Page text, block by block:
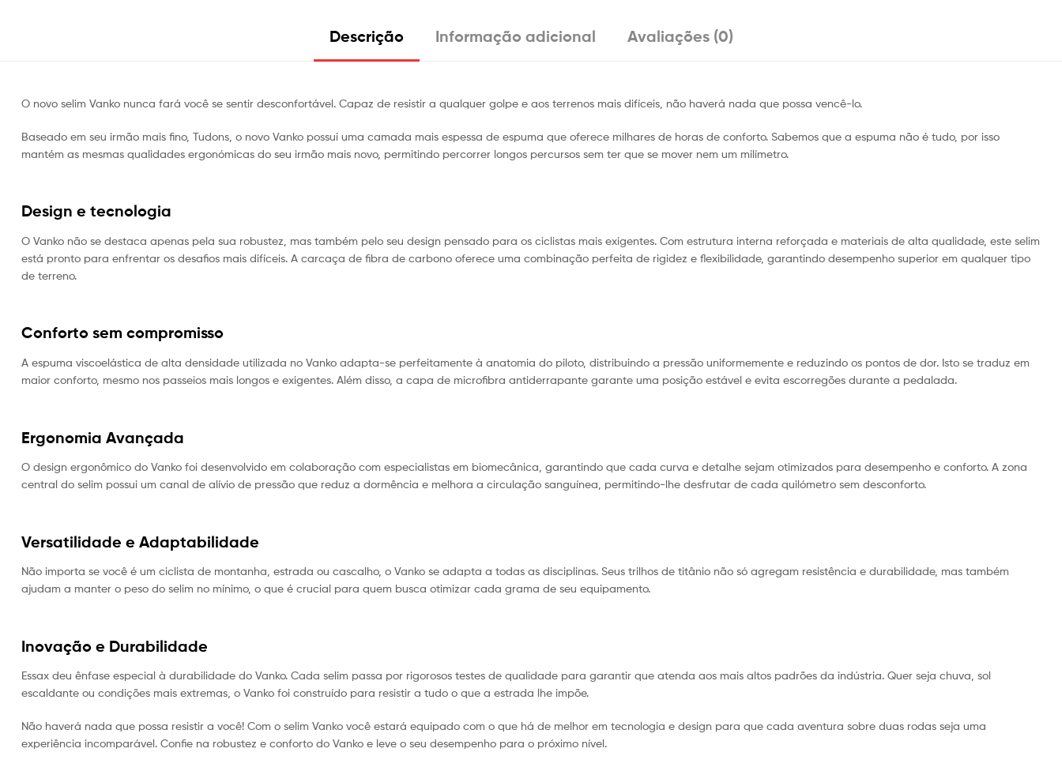
Descrição Informação adicional Avaliações (0)
O novo selim Vanko nunca fará você se sentir desconfortável. Capaz de resistir a qualquer golpe e aos terrenos mais difíceis, não haverá nada que possa vencê-lo.
Baseado em seu irmão mais fino, Tudons, o novo Vanko possui uma camada mais espessa de espuma que oferece milhares de horas de conforto. Sabemos que a espuma não é tudo, por isso
mantém as mesmas qualidades ergonómicas do seu irmão mais novo, permitindo percorrer longos percursos sem ter que se mover nem um milímetro.
Design e tecnologia
O Vanko não se destaca apenas pela sua robustez, mas também pelo seu design pensado para os ciclistas mais exigentes. Com estrutura interna reforçada e materiais de alta qualidade, este selim
está pronto para enfrentar os desafios mais difíceis. A carcaça de fibra de carbono oferece uma combinação perfeita de rigidez e flexibilidade, garantindo desempenho superior em qualquer tipo
de terreno.
Conforto sem compromisso
A espuma viscoelástica de alta densidade utilizada no Vanko adapta-se perfeitamente à anatomia do piloto, distribuindo a pressão uniformemente e reduzindo os pontos de dor. Isto se traduz em
maior conforto, mesmo nos passeios mais longos e exigentes. Além disso, a capa de microfibra antiderrapante garante uma posição estável e evita escorregões durante a pedalada.
Ergonomia Avançada
O design ergonômico do Vanko foi desenvolvido em colaboração com especialistas em biomecânica, garantindo que cada curva e detalhe sejam otimizados para desempenho e conforto. A zona
central do selim possui um canal de alívio de pressão que reduz a dormência e melhora a circulação sanguínea, permitindo-lhe desfrutar de cada quilómetro sem desconforto.
Versatilidade e Adaptabilidade
Não importa se você é um ciclista de montanha, estrada ou cascalho, o Vanko se adapta a todas as disciplinas. Seus trilhos de titânio não só agregam resistência e durabilidade, mas também
ajudam a manter o peso do selim no mínimo, o que é crucial para quem busca otimizar cada grama de seu equipamento.
Inovação e Durabilidade
Essax deu ênfase especial à durabilidade do Vanko. Cada selim passa por rigorosos testes de qualidade para garantir que atenda aos mais altos padrões da indústria. Quer seja chuva, sol
escaldante ou condições mais extremas, o Vanko foi construído para resistir a tudo o que a estrada lhe impõe.
Não haverá nada que possa resistir a você! Com o selim Vanko você estará equipado com o que há de melhor em tecnologia e design para que cada aventura sobre duas rodas seja uma
experiência incomparável. Confie na robustez e conforto do Vanko e leve o seu desempenho para o próximo nível.